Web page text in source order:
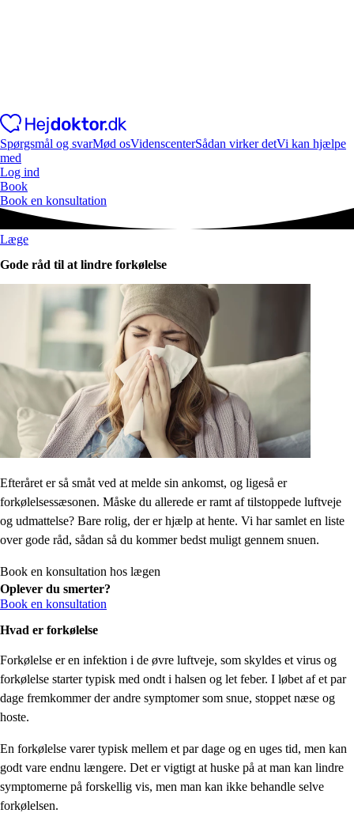
Spørgsmål og svarMød osVidenscenterSådan virker detVi kan hjælpe
med
Log ind
Book
Book en konsultation
Læge
Gode råd til at lindre forkølelse
Efteråret er så småt ved at melde sin ankomst, og ligeså er
forkølelsessæsonen. Måske du allerede er ramt af tilstoppede luftveje
og udmattelse? Bare rolig, der er hjælp at hente. Vi har samlet en liste
over gode råd, sådan så du kommer bedst muligt gennem snuen.
Book en konsultation hos lægen
Oplever du smerter?
Book en konsultation
Hvad er forkølelse
Forkølelse er en infektion i de øvre luftveje, som skyldes et virus og
forkølelse starter typisk med ondt i halsen og let feber. I løbet af et par
dage fremkommer der andre symptomer som snue, stoppet næse og
hoste.
En forkølelse varer typisk mellem et par dage og en uges tid, men kan
godt vare endnu længere. Det er vigtigt at huske på at man kan lindre
symptomerne på forskellig vis, men man kan ikke behandle selve
forkølelsen.